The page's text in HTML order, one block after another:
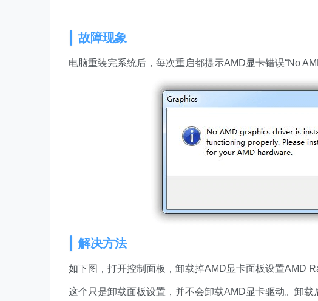
故障现象
电脑重装完系统后，每次重启都提示AMD显卡错误“No
解决方法
如下图，打开控制面板，卸载掉AMD显卡面板设置AMD
这个只是卸载面板设置，并不会卸载AMD显卡驱动。卸载